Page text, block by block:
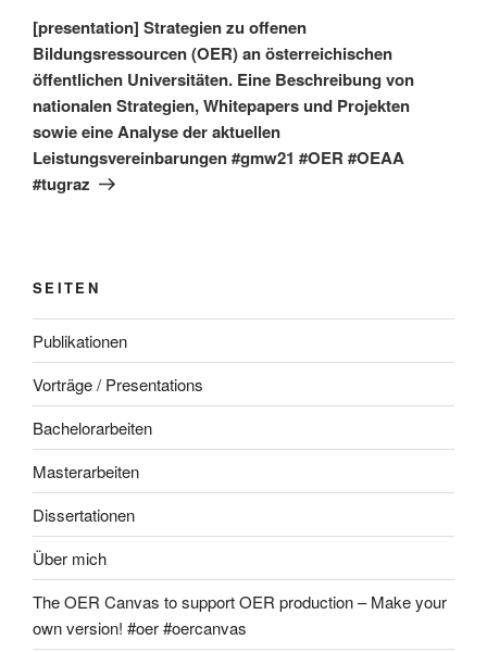
Beitrag
[presentation] Strategien zu offenen
Bildungsressourcen (OER) an österreichischen
öffentlichen Universitäten. Eine Beschreibung von
nationalen Strategien, Whitepapers und Projekten
sowie eine Analyse der aktuellen
Leistungsvereinbarungen #gmw21 #OER #OEAA
#tugraz
SEITEN
Publikationen
Vorträge / Presentations
Bachelorarbeiten
Masterarbeiten
Dissertationen
Über mich
The OER Canvas to support OER production – Make your
own version! #oer #oercanvas